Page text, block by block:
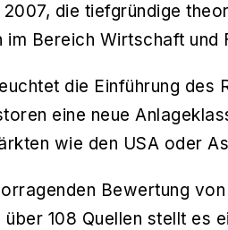
die tiefgründige
im Bereich Wirtschaft und
die Einführung des
eine neue
wie den USA oder
Bewertung
über 108 Quellen stellt es